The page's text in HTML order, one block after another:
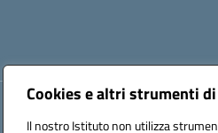
Cookies e altri strumenti
Il nostro Istituto non utilizza
ceic818008@pec.istruzione.it